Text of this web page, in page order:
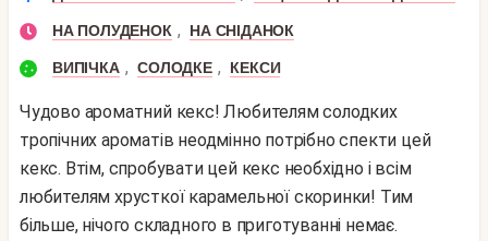
НА ПОЛУДЕНОК , НА СНІДАНОК
ВИПІЧКА , СОЛОДКЕ , КЕКСИ
Чудово ароматний кекс! Любителям солодких
тропічних ароматів неодмінно потрібно спекти цей
кекс. Втім, спробувати цей кекс необхідно і всім
любителям хрусткої карамельної скоринки! Тим
більше, нічого складного в приготуванні немає.